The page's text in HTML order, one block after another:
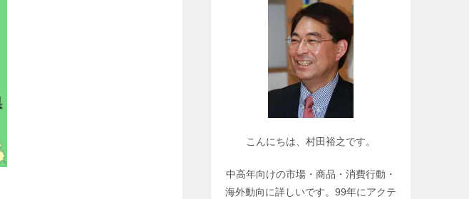
こんにちは、村田裕之です。
中高年向けの市場・商品・消費行動・
海外動向に詳しいです。99年にアクテ